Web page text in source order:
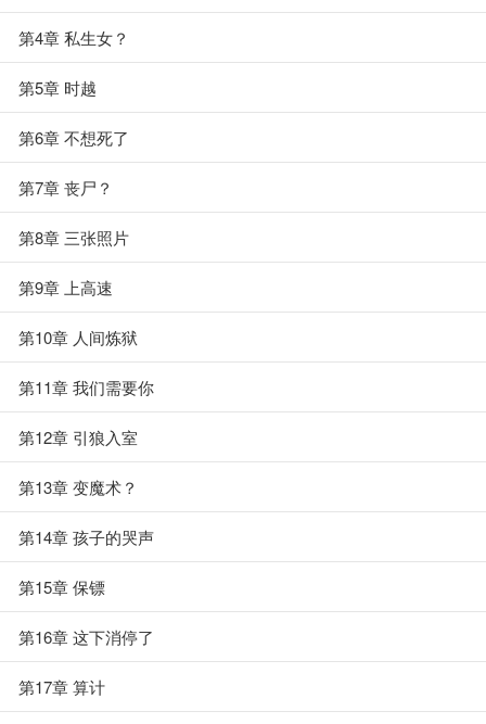
第4章 私生女？
第5章 时越
第6章 不想死了
第7章 丧尸？
第8章 三张照片
第9章 上高速
第10章 人间炼狱
第11章 我们需要你
第12章 引狼入室
第13章 变魔术？
第14章 孩子的哭声
第15章 保镖
第16章 这下消停了
第17章 算计